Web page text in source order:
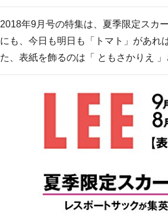
2018年9月号の特集は、夏季限定スカ
にも、今日も明日も「トマト」があれ
た、表紙を飾るのは「 ともさかりえ 」